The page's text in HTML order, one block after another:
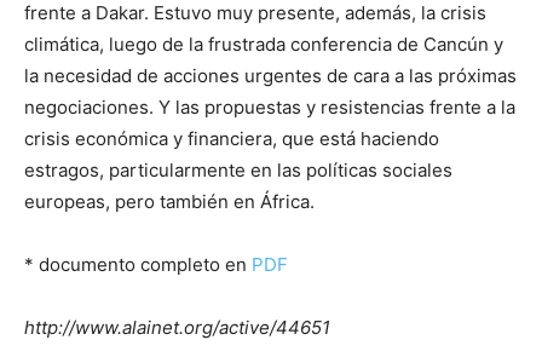
frente a Dakar. Estuvo muy presente, además, la crisis
climática, luego de la frustrada conferencia de Cancún y
la necesidad de acciones urgentes de cara a las próximas
negociaciones. Y las propuestas y resistencias frente a la
crisis económica y financiera, que está haciendo
estragos, particularmente en las políticas sociales
europeas, pero también en África.
* documento completo en PDF
http://www.alainet.org/active/44651